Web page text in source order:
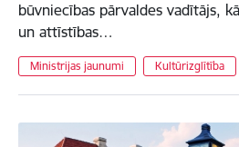
būvniecības pārvaldes vadītājs,
un attīstības…
Ministrijas jaunumi Kultūrizglītība